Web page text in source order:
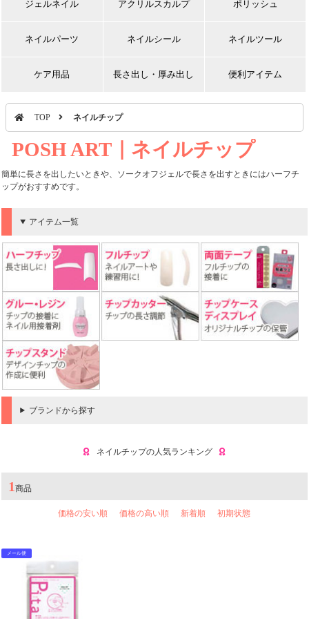
ジェルネイル アクリルスカルプ ポリッシュ
ネイルパーツ ネイルシール ネイルツール
ケア用品 長さ出し・厚み出し 便利アイテム
TOP ネイルチップ
POSH ART｜ネイルチップ
簡単に長さを出したいときや、ソークオフジェルで長さを出すときにはハーフチ
ップがおすすめです。
アイテム一覧
ブランドから探す
ネイルチップの人気ランキング
1商品
価格の安い順 価格の高い順 新着順 初期状態
メール便